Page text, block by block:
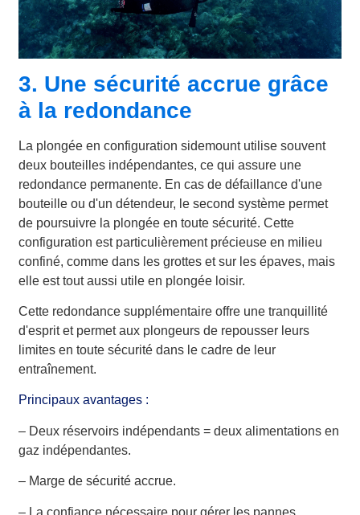
3. Une sécurité accrue grâce
à la redondance
La plongée en configuration sidemount utilise souvent
deux bouteilles indépendantes, ce qui assure une
redondance permanente. En cas de défaillance d'une
bouteille ou d'un détendeur, le second système permet
de poursuivre la plongée en toute sécurité. Cette
configuration est particulièrement précieuse en milieu
confiné, comme dans les grottes et sur les épaves, mais
elle est tout aussi utile en plongée loisir.
Cette redondance supplémentaire offre une tranquillité
d'esprit et permet aux plongeurs de repousser leurs
limites en toute sécurité dans le cadre de leur
entraînement.
Principaux avantages :
– Deux réservoirs indépendants = deux alimentations en
gaz indépendantes.
– Marge de sécurité accrue.
– La confiance nécessaire pour gérer les pannes